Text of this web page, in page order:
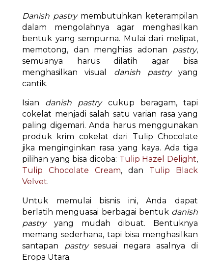
Danish pastry membutuhkan keterampilan
dalam mengolahnya agar menghasilkan
bentuk yang sempurna. Mulai dari melipat,
memotong, dan menghias adonan pastry,
semuanya harus dilatih agar bisa
menghasilkan visual danish pastry yang
cantik.
Isian danish pastry cukup beragam, tapi
cokelat menjadi salah satu varian rasa yang
paling digemari. Anda harus menggunakan
produk krim cokelat dari Tulip Chocolate
jika menginginkan rasa yang kaya. Ada tiga
pilihan yang bisa dicoba: Tulip Hazel Delight,
Tulip Chocolate Cream, dan Tulip Black
Velvet.
Untuk memulai bisnis ini, Anda dapat
berlatih menguasai berbagai bentuk danish
pastry yang mudah dibuat. Bentuknya
memang sederhana, tapi bisa menghasilkan
santapan pastrysesuai negara asalnya di
Eropa Utara.